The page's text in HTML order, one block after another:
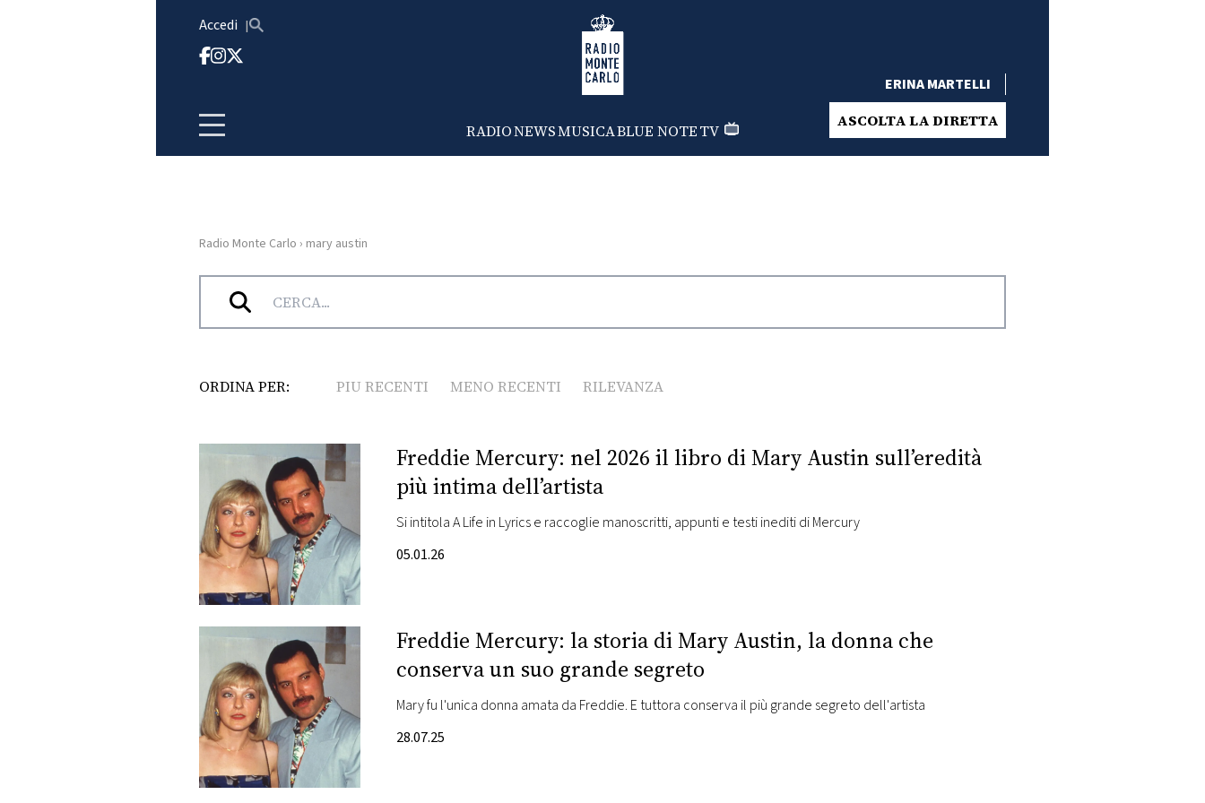
Accedi Radio Monte Carlo
RADIONEWSMUSICABLUE NOTETV
ERINA MARTELLI
ASCOLTA LA DIRETTA
HOME
RADIO
NEWS
FOTO
CONCORSI
EVENTI
VIDEO
TV
PRINCIPATO
Radio Monte Carlo › mary austin
Tag:mary austin
ORDINA PER: PIU RECENTI MENO RECENTI RILEVANZA
Freddie Mercury: nel 2026 il libro di Mary Austin sull’eredità
più intima dell’artista
Si intitola A Life in Lyrics e raccoglie manoscritti, appunti e testi inediti di Mercury
05.01.26
Freddie Mercury: la storia di Mary Austin, la donna che
conserva un suo grande segreto
Mary fu l'unica donna amata da Freddie. E tuttora conserva il più grande segreto dell'artista
28.07.25